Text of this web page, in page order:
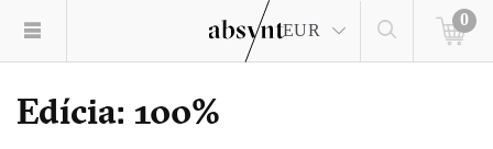
EUR
0
Edícia: 100%